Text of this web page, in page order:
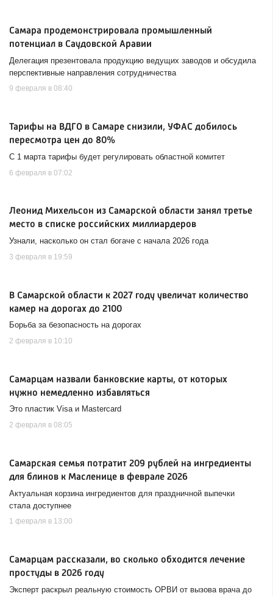
Самара продемонстрировала промышленный
потенциал в Саудовской Аравии
Делегация презентовала продукцию ведущих заводов и обсудила
перспективные направления сотрудничества
9 февраля в 08:40
Тарифы на ВДГО в Самаре снизили, УФАС добилось
пересмотра цен до 80%
С 1 марта тарифы будет регулировать областной комитет
6 февраля в 07:02
Леонид Михельсон из Самарской области занял третье
место в списке российских миллиардеров
Узнали, насколько он стал богаче с начала 2026 года
3 февраля в 19:59
В Самарской области к 2027 году увеличат количество
камер на дорогах до 2100
Борьба за безопасность на дорогах
2 февраля в 10:10
Самарцам назвали банковские карты, от которых
нужно немедленно избавляться
Это пластик Visa и Mastercard
2 февраля в 08:05
Самарская семья потратит 209 рублей на ингредиенты
для блинов к Масленице в феврале 2026
Актуальная корзина ингредиентов для праздничной выпечки
стала доступнее
1 февраля в 13:00
Самарцам рассказали, во сколько обходится лечение
простуды в 2026 году
Эксперт раскрыл реальную стоимость ОРВИ от вызова врача до